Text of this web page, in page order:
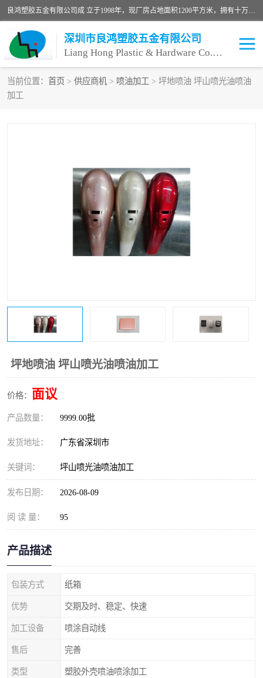
良鸿塑胶五金有限公司成 立于1998年，现厂房占地面积1200平方米，拥有十万级无尘车间，自动喷涂线1条，手动喷涂线2条，丝印移印滚印烫印拉线1条，本公司自建厂以来一直 以“顾客、品质、服务三个第一”为原则，从来货到处理、喷漆、烘烤、品检、包装等每一道工序都严格把持质量关，竭诚为广大朋友、客户服务。现如今已深得广 大客户信赖。
深圳市良鸿塑胶五金有限公司
Liang Hong Plastic & Hardware Co. Ltd
当前位置： 首页 > 供应商机 > 喷油加工 > 坪地喷油 坪山喷光油喷油
加工
坪地喷油 坪山喷光油喷油加工
价格： 面议
产品数量： 9999.00批
发货地址： 广东省深圳市
关键词： 坪山喷光油喷油加工
发布日期： 2026-08-09
阅 读 量： 95
产品描述
包装方式 纸箱
优势 交期及时、稳定、快速
加工设备 喷涂自动线
售后 完善
类型 塑胶外壳喷油喷涂加工
喷油加工